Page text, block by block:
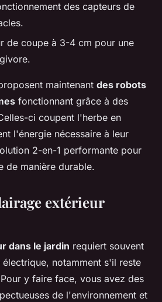
des capteurs de
de coupe à 3-4 cm pour une
maintenant des robots
fonctionnant grâce à des
ci coupent l'herbe en
l'énergie nécessaire à leur
2-en-1 performante pour
de manière durable.
extérieur
dans le jardin requiert souvent
notamment s'il reste
y faire face, vous avez des
de l'environnement et